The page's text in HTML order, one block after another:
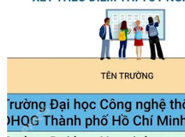
#SSC #Xử phạt #Hành chính